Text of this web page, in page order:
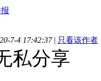
7-4 17:42:37 | 只看该作者
私分享